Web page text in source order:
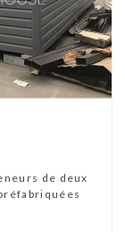
de deux